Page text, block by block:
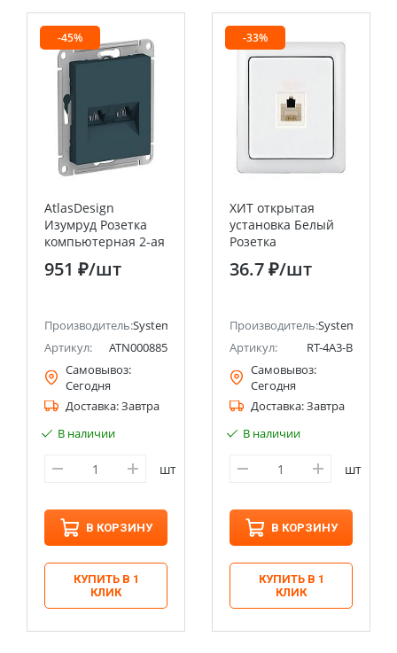
(ранее Schneider Electric)
-45%
AtlasDesign
Изумруд Розетка
компьютерная 2-ая
RJ45+RJ45, кат.5E
Systeme Electric
951 ₽/шт
Производитель:Systeme Electric (ранее Schneider Electric)
Артикул:
ATN000885
Самовывоз:
Сегодня
Доставка:Завтра
В наличии
шт
В КОРЗИНУ
КУПИТЬ В 1
КЛИК
-33%
ХИТ открытая
установка Белый
Розетка
телефонная RJ11
Systeme Electric
36.7 ₽/шт
Производитель:Systeme
Артикул:
RT-4A3-B
Самовывоз:
Сегодня
Доставка:Завтра
В наличии
шт
В КОРЗИНУ
КУПИТЬ В 1
КЛИК